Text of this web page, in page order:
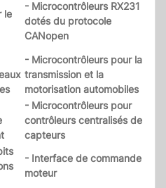
le
- Microcontrôleurs RX231
dotés du protocole
CANopen
- Microcontrôleurs pour la
transmission et la
motorisation automobiles
- Microcontrôleurs pour
contrôleurs centralisés de
capteurs
- Interface de commande
moteur